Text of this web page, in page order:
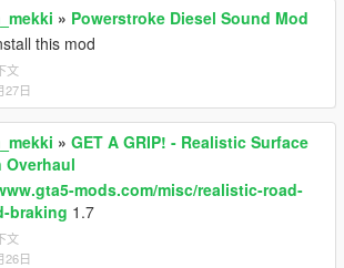
» Powerstroke Diesel Sound Mod
this mod
文
27日
» GET A GRIP! - Realistic Surface
Overhaul
mods.com/misc/realistic-road-
braking 1.7
文
26日